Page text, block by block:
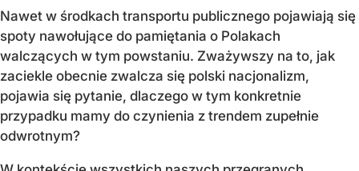
Nawet w środkach transportu publicznego pojawiają się
spoty nawołujące do pamiętania o Polakach
walczących w tym powstaniu. Zważywszy na to, jak
zaciekle obecnie zwalcza się polski nacjonalizm,
pojawia się pytanie, dlaczego w tym konkretnie
przypadku mamy do czynienia z trendem zupełnie
odwrotnym?